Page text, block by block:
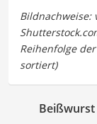
Beißwurst